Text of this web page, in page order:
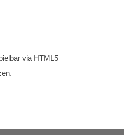
via HTML5